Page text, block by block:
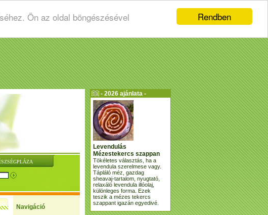
Rendben
Ön az oldal böngészésével
Navigáció
- 2026 ajánlata -
Levendulás
Mézestekercs szappan
Tökéletes választás, ha a
levendula szerelmese vagy.
Tápláló méz, gazdag
sheavaj-tartalom, nyugtató,
relaxáló levendula illóolaj,
különleges forma. Ezek
teszik a mézes tekercs
szappant igazán egyedivé.